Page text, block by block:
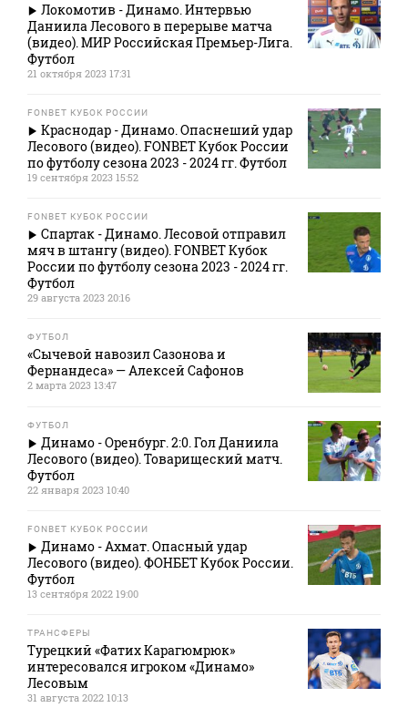
Локомотив - Динамо. Интервью
Даниила Лесового в перерыве матча
(видео). МИР Российская Премьер-Лига.
Футбол
21 октября 2023 17:31
FONBET КУБОК РОССИИ
Краснодар - Динамо. Опаснеший удар
Лесового (видео). FONBET Кубок России
по футболу сезона 2023 - 2024 гг. Футбол
19 сентября 2023 15:52
FONBET КУБОК РОССИИ
Спартак - Динамо. Лесовой отправил
мяч в штангу (видео). FONBET Кубок
России по футболу сезона 2023 - 2024 гг.
Футбол
29 августа 2023 20:16
ФУТБОЛ
«Сычевой навозил Сазонова и
Фернандеса» — Алексей Сафонов
2 марта 2023 13:47
ФУТБОЛ
Динамо - Оренбург. 2:0. Гол Даниила
Лесового (видео). Товарищеский матч.
Футбол
22 января 2023 10:40
FONBET КУБОК РОССИИ
Динамо - Ахмат. Опасный удар
Лесового (видео). ФОНБЕТ Кубок России.
Футбол
13 сентября 2022 19:00
ТРАНСФЕРЫ
Турецкий «Фатих Карагюмрюк»
интересовался игроком «Динамо»
Лесовым
31 августа 2022 10:13